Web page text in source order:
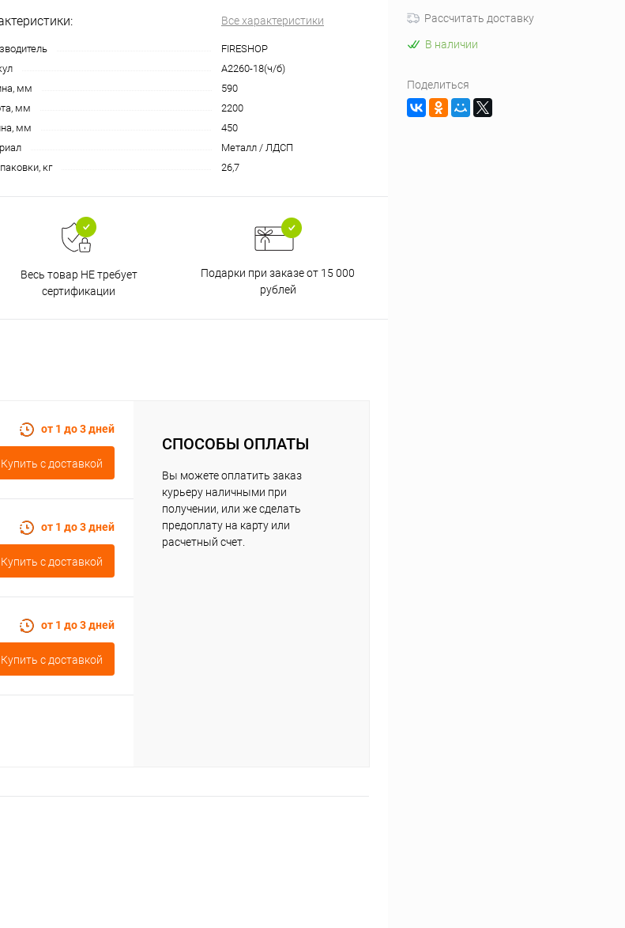
Все характеристики
FIRESHOP
A2260-18(ч/б)
мм
590
мм
2200
мм
450
Металл / ЛДСП
кг
26,7
Весь товар НЕ требует
сертификации
Подарки при заказе от 15 000
рублей
от 1 до 3 дней
Купить c доставкой
от 1 до 3 дней
Купить c доставкой
от 1 до 3 дней
Купить c доставкой
СПОСОБЫ ОПЛАТЫ
Вы можете оплатить заказ
курьеру наличными при
получении, или же сделать
предоплату на карту или
расчетный счет.
Рассчитать доставку
В наличии
Поделиться